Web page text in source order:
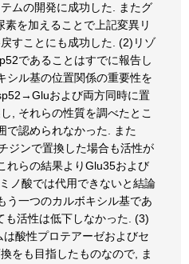
ムの開発に成功した. またグ
を加えることで上記変異リ
すことにも成功した. (2)リゾ
であることはすでに報告し
シル基の位置関係の重要性を
および両方同時に置
, それらの性質を調べたとこ
で認められなかった. また
ジンで置換した場合も活性が
れらの結果よりGlu35および
ノ酸では代用できないと結論
う一つのカルボキシル基であ
も活性は低下しなかった. (3)
酸性プロテアーゼおよびセ
をも目指したものなので, ま